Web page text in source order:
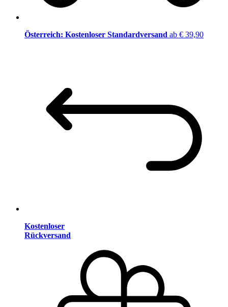
Österreich: Kostenloser Standardversand ab € 39,90
Kostenloser
Rückversand